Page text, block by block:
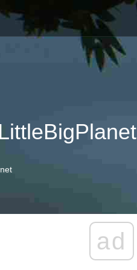
ad